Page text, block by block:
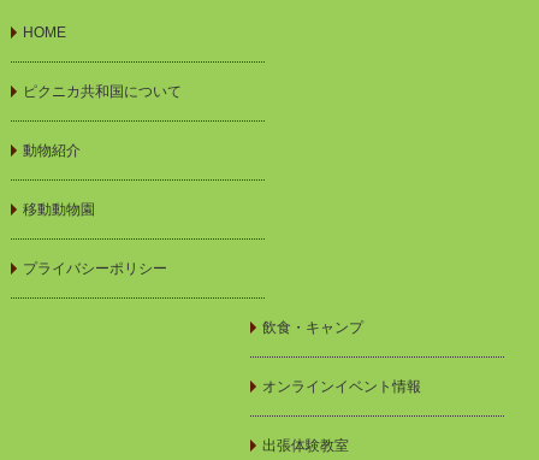
HOME
ピクニカ共和国について
動物紹介
移動動物園
プライバシーポリシー
飲食・キャンプ
オンラインイベント情報
出張体験教室